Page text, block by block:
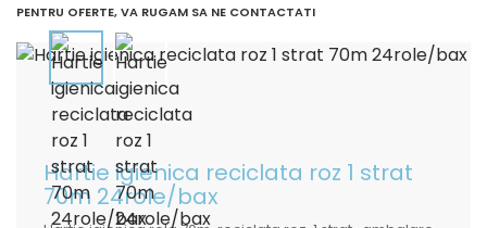
PENTRU OFERTE, VA RUGAM SA NE CONTACTATI
Hartie igienica reciclata roz 1 strat
70m 24role/bax